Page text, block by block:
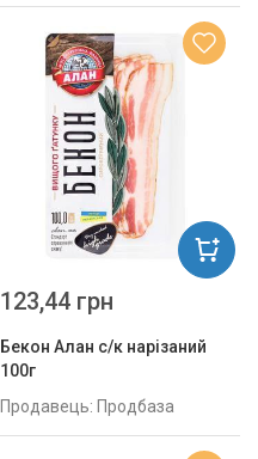
Бекон Алан с/к нарізаний
100г
Продавець: Продбаза
123,44 грн